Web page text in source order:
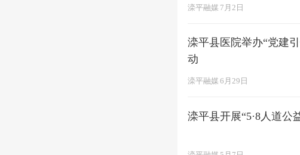
滦平融媒 7月2日
滦平县医院举办“党建
动
滦平融媒 6月29日
滦平县开展“5·8人道公